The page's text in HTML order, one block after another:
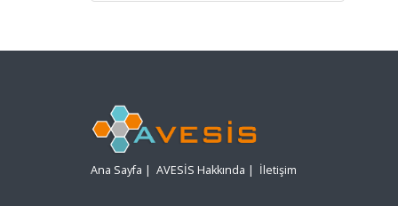
Ana Sayfa | AVESİS Hakkında | İletişim